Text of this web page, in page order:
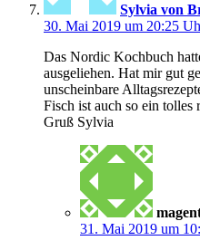
Sylvia von
30. Mai 2019 um 20:25
Das Nordic Kochbuch
ausgeliehen. Hat mir gut
unscheinbare
Fisch ist auch so ein
Gruß Sylvia
31. Mai 2019 um